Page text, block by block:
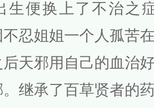
生便换上了不治之
忍姐姐一个人孤苦
天邪用自己的血治
。继承了百草贤者的